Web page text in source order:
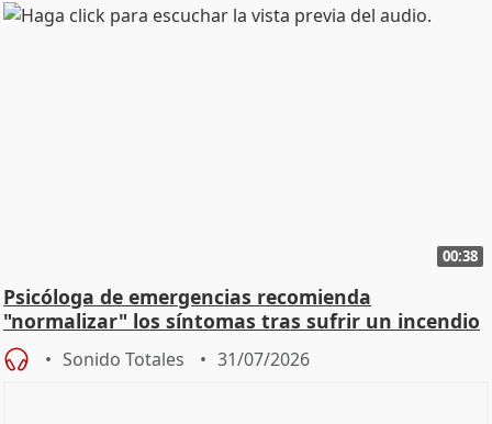
00:38
Psicóloga de emergencias recomienda
"normalizar" los síntomas tras sufrir un incendio
Sonido Totales 31/07/2026